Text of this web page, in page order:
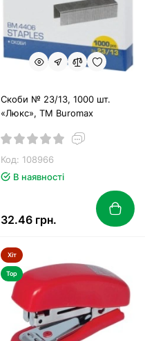
Скоби № 23/13, 1000 шт.
«Люкс», ТМ Buromax
Код: 108966
В наявності
32.46 грн.
Хіт
Top